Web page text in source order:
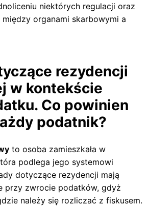
niektórych regulacji oraz
organami skarbowymi a
rezydencji
w kontekście
Co powinien
podatnik?
to osoba zamieszkała w
podlega jego systemowi
dotyczące rezydencji mają
przy zwrocie podatków, gdyż
należy się rozliczać z fiskusem.